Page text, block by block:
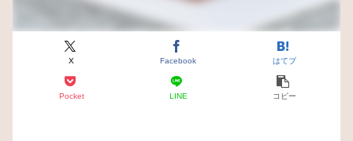
X Facebook はてブ
Pocket LINE コピー